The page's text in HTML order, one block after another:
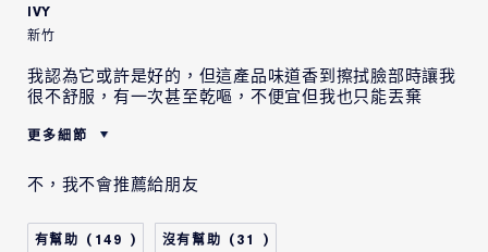
IVY
新竹
我認為它或許是好的，但這產品味道香到擦拭臉部時讓我
很不舒服，有一次甚至乾嘔，不便宜但我也只能丟棄
更多細節
我使用雅詩蘭黛的產品已
不，我不會推薦給朋友
149 31